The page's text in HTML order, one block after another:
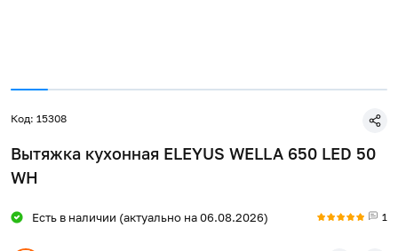
Код: 15308
Вытяжка кухонная ELEYUS WELLA 650 LED 50
WH
Есть в наличии (актуально на 06.08.2026) 1